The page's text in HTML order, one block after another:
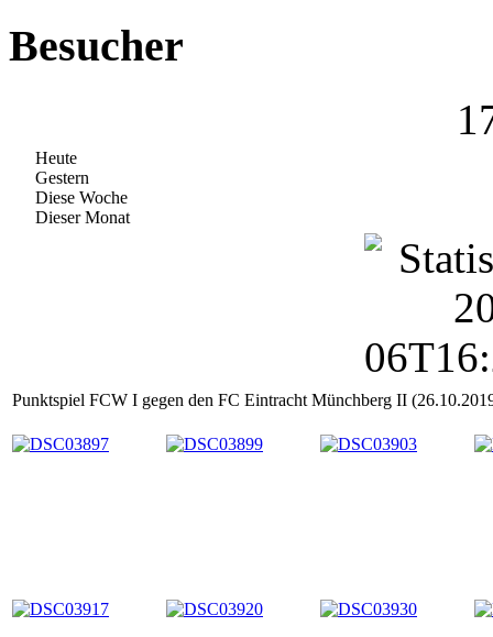
Besucher
Heute
Gestern
Diese Woche
Dieser Monat
Punktspiel FCW I gegen den FC Eintracht Münchberg II